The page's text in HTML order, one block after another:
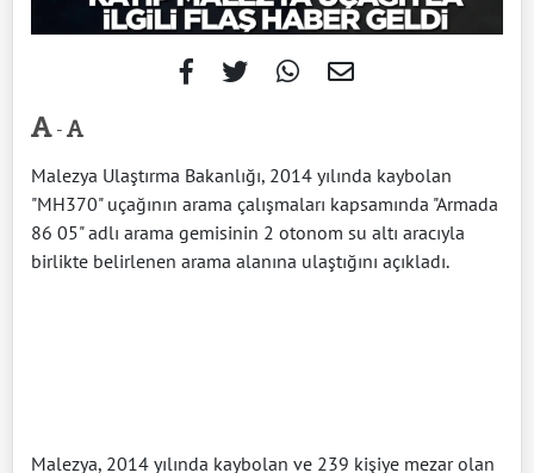
-
Malezya Ulaştırma Bakanlığı, 2014 yılında kaybolan
"MH370" uçağının arama çalışmaları kapsamında "Armada
86 05" adlı arama gemisinin 2 otonom su altı aracıyla
birlikte belirlenen arama alanına ulaştığını açıkladı.
Malezya, 2014 yılında kaybolan ve 239 kişiye mezar olan